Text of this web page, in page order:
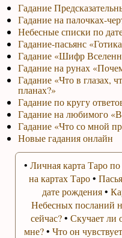
Гадание
Гадание на палочках-
Небесные списки по
Гадание-пасьянс
Гадание «Шифр
Гадание на рунах
Гадание «Что в глазах,
планах?»
Гадание по кругу
Гадание на любимого
Гадание «Что со мной
Новые гадания онлайн
• Личная карта Таро
на картах Таро•
дате рождения•
Небесных посланий
сейчас?•Скучает ли
мне?• Что он